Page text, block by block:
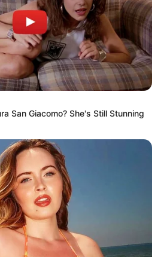
San Giacomo? She's Still Stunning